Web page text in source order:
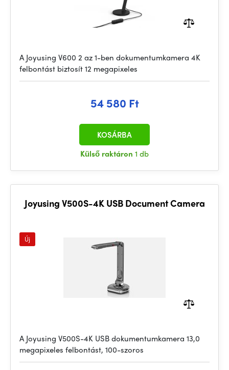
A Joyusing V600 2 az 1-ben dokumentumkamera 4K
felbontást biztosít 12 megapixeles
54 580 Ft
Külső raktáron 1 db
KOSÁRBA
Joyusing V500S-4K USB Document Camera
Új
A Joyusing V500S-4K USB dokumentumkamera 13,0
megapixeles felbontást, 100-szoros